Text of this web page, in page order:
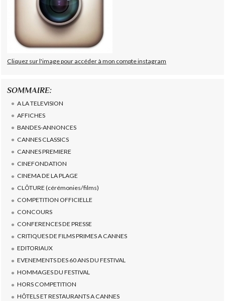
Cliquez sur l'image pour accéder à mon compte instagram
SOMMAIRE:
A LA TELEVISION
AFFICHES
BANDES-ANNONCES
CANNES CLASSICS
CANNES PREMIERE
CINEFONDATION
CINEMA DE LA PLAGE
CLÔTURE (cérémonies/films)
COMPETITION OFFICIELLE
CONCOURS
CONFERENCES DE PRESSE
CRITIQUES DE FILMS PRIMES A CANNES
EDITORIAUX
EVENEMENTS DES 60 ANS DU FESTIVAL
HOMMAGES DU FESTIVAL
HORS COMPETITION
HÔTELS ET RESTAURANTS A CANNES